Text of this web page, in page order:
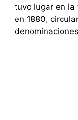
tuvo lugar en la
en 1880,